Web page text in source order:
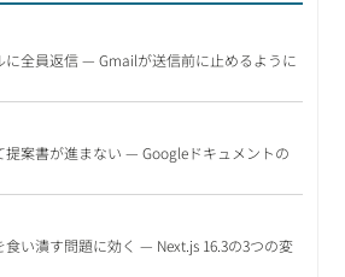
に全員返信 — Gmailが送信前に止めるように
提案書が進まない — Googleドキュメントの
い潰す問題に効く — Next.js 16.3の3つの変